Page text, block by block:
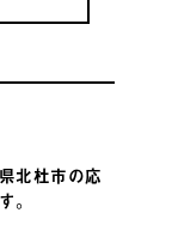
北杜市の応
。